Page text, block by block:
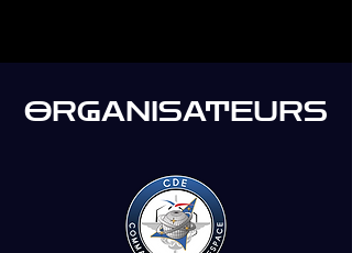
ORGANISATEURS